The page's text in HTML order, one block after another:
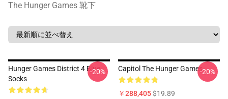
The Hunger Games 靴下
Hunger Games District 4 Blue
Socks
-20% Capitol The Hunger Games
￥288,405$19.89
-20%